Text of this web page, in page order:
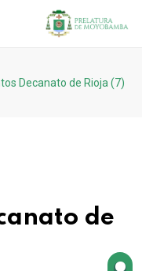
Decanato de Rioja (7)
de